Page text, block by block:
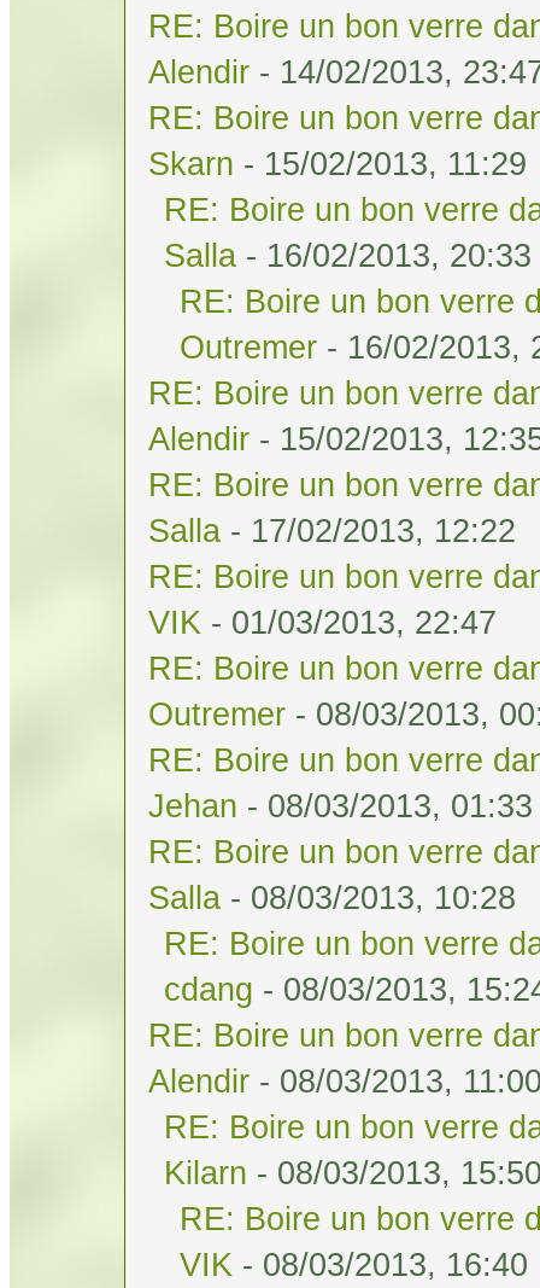
RE: Boire un bon verre
Alendir - 14/02/2013,
RE: Boire un bon verre
Skarn - 15/02/2013, 11:29
RE: Boire un bon verre
Salla - 16/02/2013, 20:33
RE: Boire un bon verre
Outremer - 16/02/2013,
RE: Boire un bon verre
Alendir - 15/02/2013,
RE: Boire un bon verre
Salla - 17/02/2013, 12:22
RE: Boire un bon verre
VIK - 01/03/2013, 22:47
RE: Boire un bon verre
Outremer - 08/03/2013,
RE: Boire un bon verre
Jehan - 08/03/2013, 01:33
RE: Boire un bon verre
Salla - 08/03/2013, 10:28
RE: Boire un bon verre
cdang - 08/03/2013,
RE: Boire un bon verre
Alendir - 08/03/2013,
RE: Boire un bon verre
Kilarn - 08/03/2013,
RE: Boire un bon verre
VIK - 08/03/2013, 16:40